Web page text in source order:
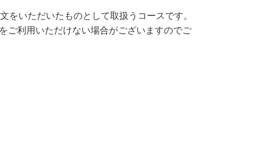
いただいたものとして取扱うコースです。
ご利用いただけない場合がございますのでご